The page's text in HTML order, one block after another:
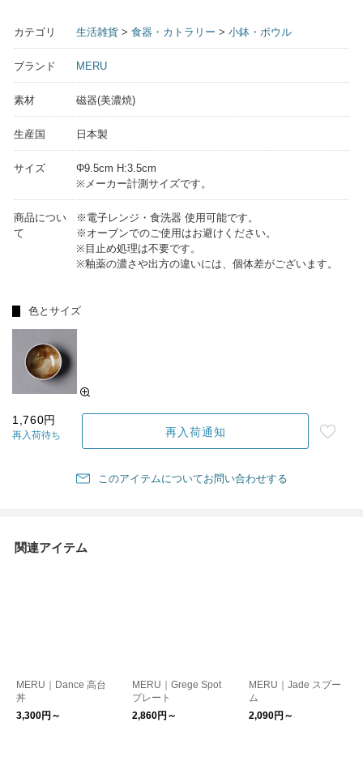
カテゴリ 生活雑貨 > 食器・カトラリー > 小鉢・ボウル
ブランド MERU
素材 磁器(美濃焼)
生産国 日本製
サイズ
Φ9.5cm H:3.5cm
※メーカー計測サイズです。
商品につい
て
※電子レンジ・食洗器 使用可能です。
※オーブンでのご使用はお避けください。
※目止め処理は不要です。
※釉薬の濃さや出方の違いには、個体差がございます。
色とサイズ
1,760円
再入荷待ち 再入荷通知
このアイテムについてお問い合わせする
関連アイテム
MERU｜Dance 高台
丼
3,300円～
MERU｜Grege Spot
プレート
2,860円～
MERU｜Jade スプー
ム
2,090円～